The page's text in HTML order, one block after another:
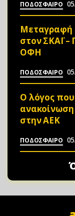
ΠΟΔΟΣΦΑΙΡΟ
Μεταγραφή
στον ΣΚΑΪ –
ΟΦΗ
ΠΟΔΟΣΦΑΙΡΟ
Ο λόγος που
ανακοίνωση
στην ΑΕΚ
ΠΟΔΟΣΦΑΙΡΟ